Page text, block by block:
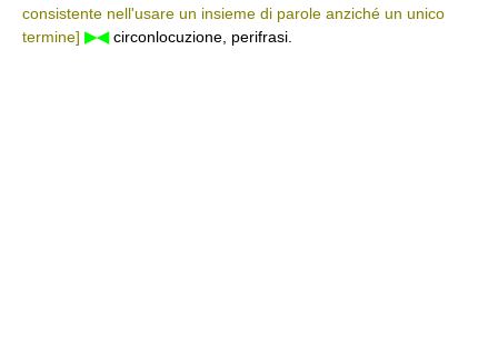
consistente nell'usare un insieme di parole anziché un unico
termine] ▶◀circonlocuzione, perifrasi.